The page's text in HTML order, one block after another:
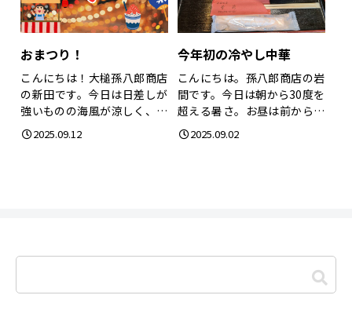
おまつり！
こんにちは！大槌孫八郎商店
の新田です。今日は日差しが
強いものの海風が涼しく、そ
のギャップが気持...
2025.09.12
今年初の冷やし中華
こんにちは。孫八郎商店の岩
間です。今日は朝から30度を
超える暑さ。お昼は前から気
になっていた、...
2025.09.02